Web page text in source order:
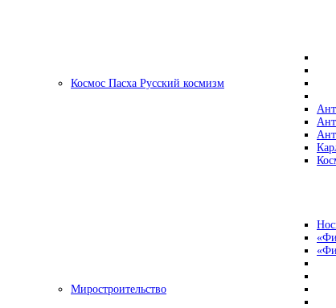
Космос Пасха Русский космизм
Миростроительство